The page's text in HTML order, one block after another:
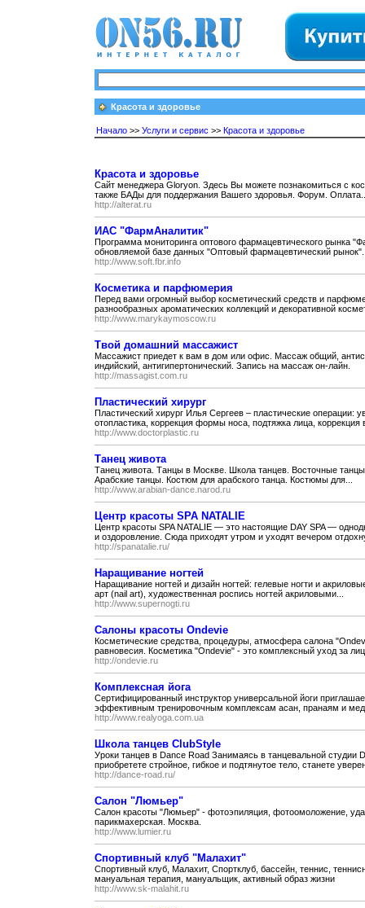
Красота и здоровье
Начало >> Услуги и сервис >> Красота и здоровье
Красота и здоровье
Сайт менеджера Gloryon. Здесь Вы можете познакомиться с
также БАДы для поддержания Вашего здоровья. Форум.
http://alterat.ru
ИАС "ФармАналитик"
Программа мониторинга оптового фармацевтического рынка
обновляемой базе данных "Оптовый фармацевтический
http://www.soft.fbr.info
Косметика и парфюмерия
Перед вами огромный выбор косметический средств и
разнообразных ароматических коллекций и декоративной
http://www.marykaymoscow.ru
Твой домашний массажист
Массажист приедет к вам в дом или офис. Массаж общий,
индийский, антигипертонический. Запись на массаж он-лайн.
http://massagist.com.ru
Пластический хирург
Пластический хирург Илья Сергеев – пластические операции:
отопластика, коррекция формы носа, подтяжка лица, коррекция
http://www.doctorplastic.ru
Танец живота
Танец живота. Танцы в Москве. Школа танцев. Восточные
Арабские танцы. Костюм для арабского танца. Костюмы для...
http://www.arabian-dance.narod.ru
Центр красоты SPA NATALIE
Центр красоты SPA NATALIE — это настоящие DAY SPA —
и оздоровление. Сюда приходят утром и уходят вечером
http://spanatalie.ru/
Наращивание ногтей
Наращивание ногтей и дизайн ногтей: гелевые ногти и
арт (nail art), художественная роспись ногтей акриловыми...
http://www.supernogti.ru
Cалоны красоты Ondevie
Косметические средства, процедуры, атмосфера салона
равновесия. Косметика "Ondevie" - это комплексный уход за
http://ondevie.ru
Комплексная йога
Сертифицированный инструктор универсальной йоги
эффективным тренировочным комплексам асан, пранаям и
http://www.realyoga.com.ua
Школа танцев ClubStyle
Уроки танцев в Dance Road Занимаясь в танцевальной студии
приобретете стройное, гибкое и подтянутое тело, станете
http://dance-road.ru/
Салон "Люмьер"
Салон красоты "Люмьер" - фотоэпиляция, фотоомоложение,
парикмахерская. Москва.
http://www.lumier.ru
Спортивный клуб "Малахит"
Спортивный клуб, Малахит, Спортклуб, бассейн, теннис,
мануальная терапия, мануальщик, активный образ жизни
http://www.sk-malahit.ru